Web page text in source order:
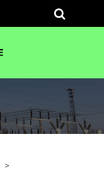
>